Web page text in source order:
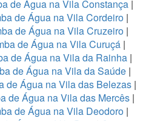
de Água na Vila Constança|
de Água na Vila Cordeiro |
de Água na Vila Cruzeiro |
de Água na Vila Curuçá |
de Água na Vila da Rainha |
de Água na Vila da Saúde|
de Água na Vila das Belezas |
de Água na Vila das Mercês |
de Água na Vila Deodoro |